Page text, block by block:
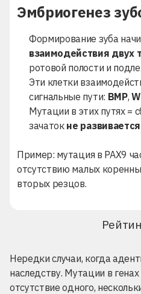
Эмбриогенез
Формирование зуба
взаимодействия двух
ротовой полости и
Эти клетки
сигнальные пути: BMP,
Мутации в этих путях =
зачаток не развивается
Пример: мутация в PAX9
отсутствию малых
вторых резцов.
Нередки случаи, когда
наследству. Мутации в
отсутствие одного,